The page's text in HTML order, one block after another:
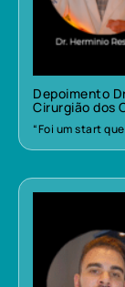
Depoimento
Cirurgião dos
“Foi um start